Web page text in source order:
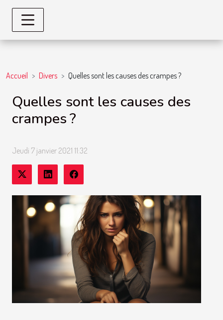
Accueil Divers Quelles sont les causes des crampes ?
Quelles sont les causes des
crampes ?
Jeudi 7 janvier 2021 11:32